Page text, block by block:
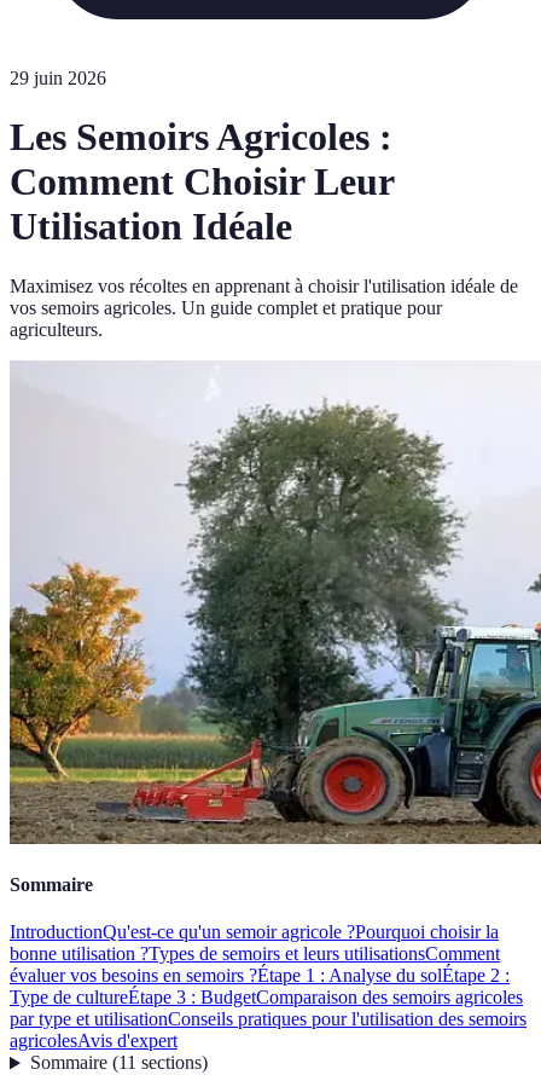
29 juin 2026
Les Semoirs Agricoles :
Comment Choisir Leur
Utilisation Idéale
Maximisez vos récoltes en apprenant à choisir l'utilisation idéale de
vos semoirs agricoles. Un guide complet et pratique pour
agriculteurs.
Sommaire
IntroductionQu'est-ce qu'un semoir agricole ?Pourquoi choisir la
bonne utilisation ?Types de semoirs et leurs utilisationsComment
évaluer vos besoins en semoirs ?Étape 1 : Analyse du solÉtape 2 :
Type de cultureÉtape 3 : BudgetComparaison des semoirs agricoles
par type et utilisationConseils pratiques pour l'utilisation des semoirs
agricolesAvis d'expert
Sommaire(11 sections)